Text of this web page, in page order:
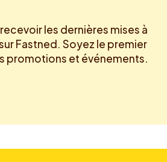
les dernières mises à
Fastned. Soyez le premier
promotions et événements.